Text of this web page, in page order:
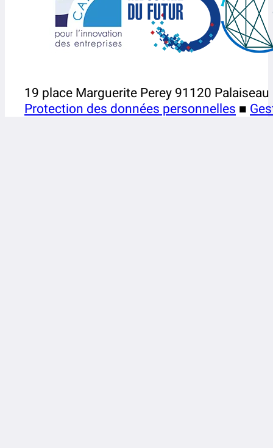
19 place Marguerite Perey 91120
Protection des données personnelles ■